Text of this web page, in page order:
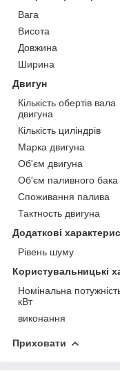
Вага
Висота
Довжина
Ширина
Двигун
Кількість обертів вала
двигуна
Кількість циліндрів
Марка двигуна
Об'єм двигуна
Об'єм паливного бака
Споживання палива
Тактность двигуна
Додаткові
Рівень шуму
Користувальницькі
Номінальна
кВт
виконання
Приховати